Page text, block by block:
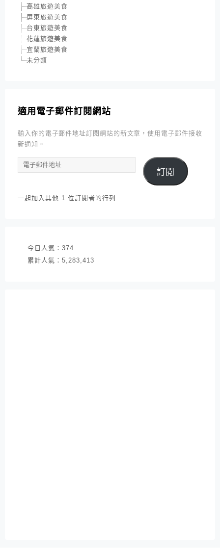
高雄旅遊美食
屏東旅遊美食
台東旅遊美食
花蓮旅遊美食
宜蘭旅遊美食
未分類
適用電子郵件訂閱網站
輸入你的電子郵件地址訂閱網站的新文章，使用電子郵件接收
新通知。
電
子
件
訂閱
一起加入其他 1 位訂閱者的行列
今日人氣： 374
累計人氣： 5,283,413